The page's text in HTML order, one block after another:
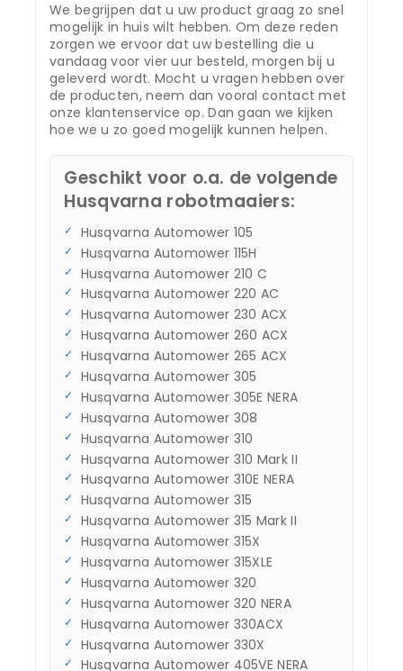
We begrijpen dat u uw product graag zo snel
mogelijk in huis wilt hebben. Om deze reden
zorgen we ervoor dat uw bestelling die u
vandaag voor vier uur besteld, morgen bij u
geleverd wordt. Mocht u vragen hebben over
de producten, neem dan vooral contact met
onze klantenservice op. Dan gaan we kijken
hoe we u zo goed mogelijk kunnen helpen.
Geschikt voor o.a. de volgende
Husqvarna robotmaaiers:
Husqvarna Automower 105
Husqvarna Automower 115H
Husqvarna Automower 210 C
Husqvarna Automower 220 AC
Husqvarna Automower 230 ACX
Husqvarna Automower 260 ACX
Husqvarna Automower 265 ACX
Husqvarna Automower 305
Husqvarna Automower 305E NERA
Husqvarna Automower 308
Husqvarna Automower 310
Husqvarna Automower 310 Mark II
Husqvarna Automower 310E NERA
Husqvarna Automower 315
Husqvarna Automower 315 Mark II
Husqvarna Automower 315X
Husqvarna Automower 315XLE
Husqvarna Automower 320
Husqvarna Automower 320 NERA
Husqvarna Automower 330ACX
Husqvarna Automower 330X
Husqvarna Automower 405VE NERA